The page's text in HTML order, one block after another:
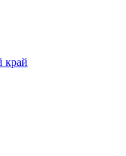
край